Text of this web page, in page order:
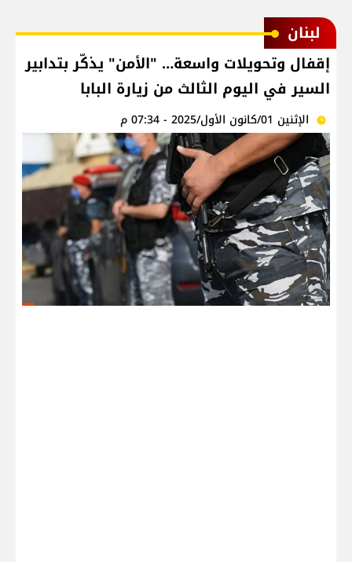
لبنان
إقفال وتحويلات واسعة… "الأمن" يذكّر بتدابير
السير في اليوم الثالث من زيارة البابا
الإثنين 01/كانون الأول/2025 - 07:34 م